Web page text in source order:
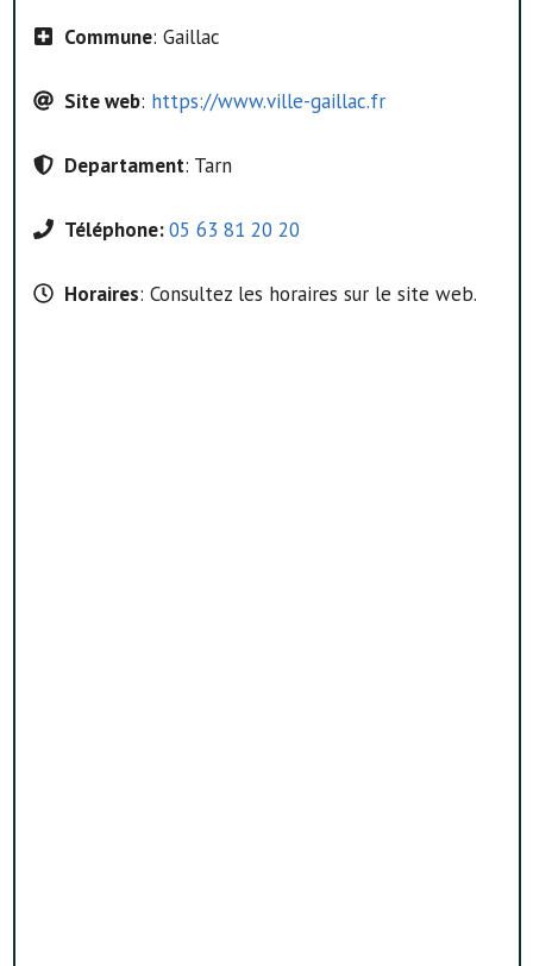
Commune: Gaillac
Site web: https://www.ville-gaillac.fr
Departament: Tarn
Téléphone:05 63 81 20 20
Horaires: Consultez les horaires sur le site web.